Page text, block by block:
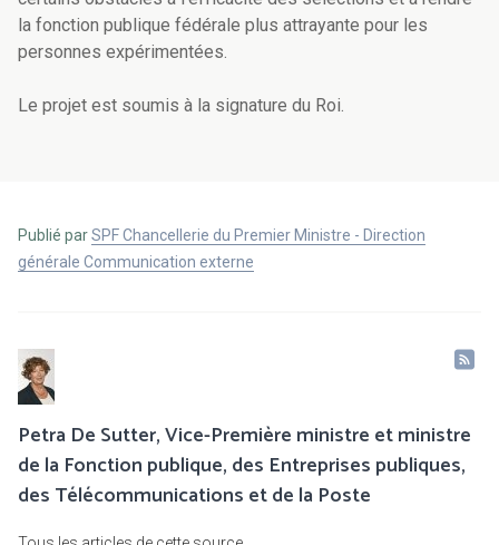
la fonction publique fédérale plus attrayante pour les
personnes expérimentées.
Le projet est soumis à la signature du Roi.
Publié parSPF Chancellerie du Premier Ministre - Direction
générale Communication externe
Petra De Sutter, Vice-Première ministre et ministre
de la Fonction publique, des Entreprises publiques,
des Télécommunications et de la Poste